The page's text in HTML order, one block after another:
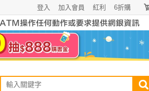
6折購
紅利
加入會員
登入